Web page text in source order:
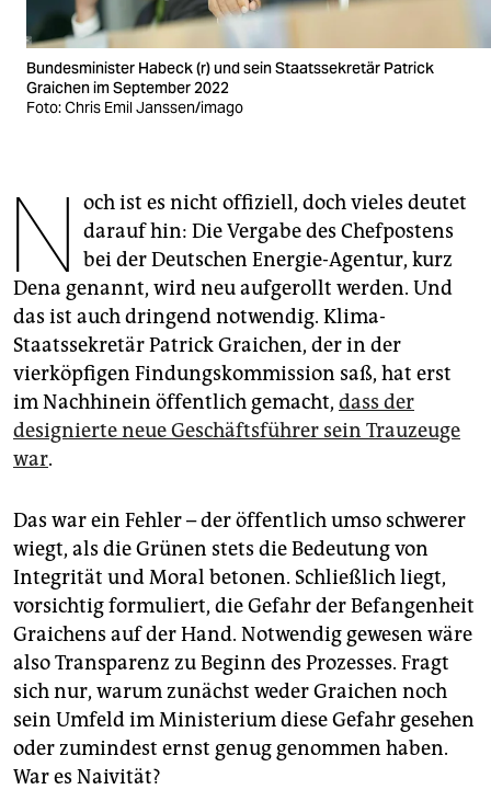
shop
fragen & hilfe
unterstützen
genossenschaft
epaper login
Bundesminister Habeck (r) und sein Staatssekretär Patrick
Graichen im September 2022
Foto: Chris Emil Janssen/imago
N och ist es nicht offiziell, doch vieles deutet
darauf hin: Die Vergabe des Chefpostens
bei der Deutschen Energie-Agentur, kurz
Dena genannt, wird neu aufgerollt werden. Und
das ist auch dringend notwendig. Klima-
Staatssekretär Patrick Graichen, der in der
vierköpfigen Findungskommission saß, hat erst
im Nachhinein öffentlich gemacht, dass der
designierte neue Geschäftsführer sein Trauzeuge
war.
Das war ein Fehler – der öffentlich umso schwerer
wiegt, als die Grünen stets die Bedeutung von
Integrität und Moral betonen. Schließlich liegt,
vorsichtig formuliert, die Gefahr der Befangenheit
Graichens auf der Hand. Notwendig gewesen wäre
also Transparenz zu Beginn des Prozesses. Fragt
sich nur, warum zunächst weder Graichen noch
sein Umfeld im Ministerium diese Gefahr gesehen
oder zumindest ernst genug genommen haben.
War es Naivität?